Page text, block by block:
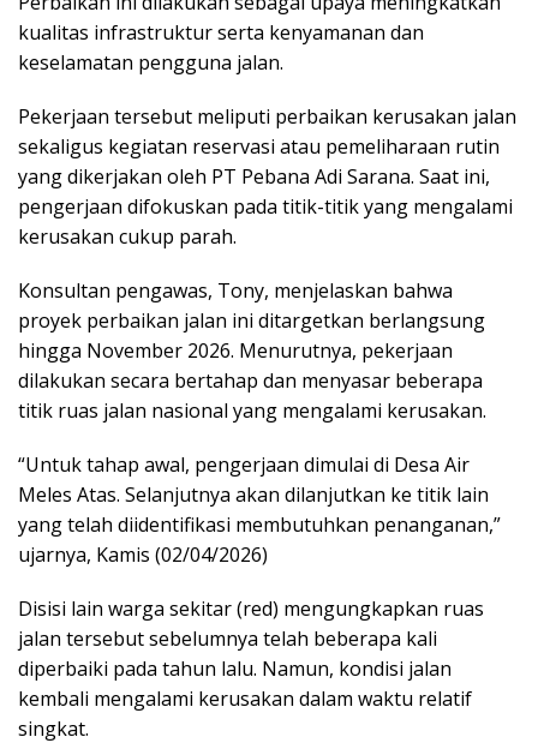
kualitas infrastruktur serta kenyamanan dan
keselamatan pengguna jalan.
Pekerjaan tersebut meliputi perbaikan kerusakan jalan
sekaligus kegiatan reservasi atau pemeliharaan rutin
yang dikerjakan oleh PT Pebana Adi Sarana. Saat ini,
pengerjaan difokuskan pada titik-titik yang mengalami
kerusakan cukup parah.
Konsultan pengawas, Tony, menjelaskan bahwa
proyek perbaikan jalan ini ditargetkan berlangsung
hingga November 2026. Menurutnya, pekerjaan
dilakukan secara bertahap dan menyasar beberapa
titik ruas jalan nasional yang mengalami kerusakan.
“Untuk tahap awal, pengerjaan dimulai di Desa Air
Meles Atas. Selanjutnya akan dilanjutkan ke titik lain
yang telah diidentifikasi membutuhkan penanganan,”
ujarnya, Kamis (02/04/2026)
Disisi lain warga sekitar (red) mengungkapkan ruas
jalan tersebut sebelumnya telah beberapa kali
diperbaiki pada tahun lalu. Namun, kondisi jalan
kembali mengalami kerusakan dalam waktu relatif
singkat.